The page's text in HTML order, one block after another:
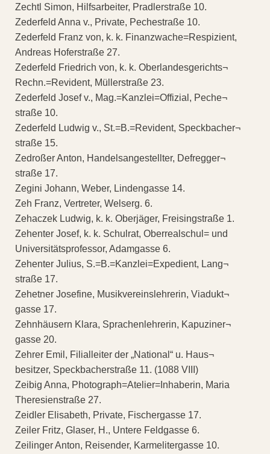
Zechtl Simon, Hilfsarbeiter, Pradlerstraße 10.
Zederfeld Anna v., Private, Pechestraße 10.
Zederfeld Franz von, k. k. Finanzwache=Respizient,
Andreas Hoferstraße 27.
Zederfeld Friedrich von, k. k. Oberlandesgerichts¬
Rechn.=Revident, Müllerstraße 23.
Zederfeld Josef v., Mag.=Kanzlei=Offizial, Peche¬
straße 10.
Zederfeld Ludwig v., St.=B.=Revident, Speckbacher¬
straße 15.
Zedroßer Anton, Handelsangestellter, Defregger¬
straße 17.
Zegini Johann, Weber, Lindengasse 14.
Zeh Franz, Vertreter, Welserg. 6.
Zehaczek Ludwig, k. k. Oberjäger, Freisingstraße 1.
Zehenter Josef, k. k. Schulrat, Oberrealschul= und
Universitätsprofessor, Adamgasse 6.
Zehenter Julius, S.=B.=Kanzlei=Expedient, Lang¬
straße 17.
Zehetner Josefine, Musikvereinslehrerin, Viadukt¬
gasse 17.
Zehnhäusern Klara, Sprachenlehrerin, Kapuziner¬
gasse 20.
Zehrer Emil, Filialleiter der „National“ u. Haus¬
besitzer, Speckbacherstraße 11. (1088 VIII)
Zeibig Anna, Photograph=Atelier=Inhaberin, Maria
Theresienstraße 27.
Zeidler Elisabeth, Private, Fischergasse 17.
Zeiler Fritz, Glaser, H., Untere Feldgasse 6.
Zeilinger Anton, Reisender, Karmelitergasse 10.